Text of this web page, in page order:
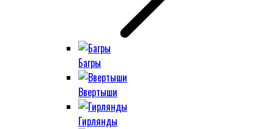
Багры
Ввертыши
Гирлянды